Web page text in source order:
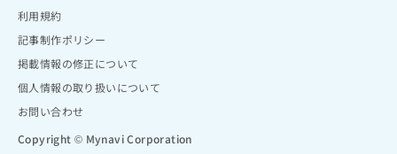
利用規約
記事制作ポリシー
掲載情報の修正について
個人情報の取り扱いについて
お問い合わせ
Copyright © Mynavi Corporation